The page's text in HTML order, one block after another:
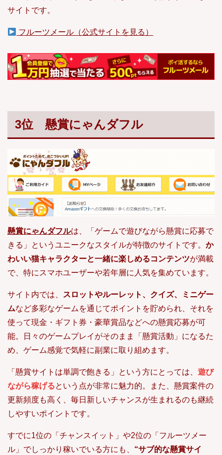
サイトです。
フルーツメール（公式サイトを見る）
3位 懸賞にゃんダフル
懸賞にゃんダフルは、「ゲームで遊びながら懸賞に応募で
きる」というユニークなスタイルが特徴のサイトです。 か
わいい猫キャラクターと一緒に楽しめるコンテンツが満載
で、特にスマホユーザーや若年層に人気を集めています。
サイト内では、
スロットやルーレット、クイズ、ミニゲー
ムなど多彩なゲームを通じてポイントを貯められ、それを
使って現金・ギフト券・豪華賞品などへの懸賞応募が可
能。日々のゲームプレイがそのまま「懸賞活動」になるた
め、ゲーム感覚で気軽に副業に取り組めます。
「懸賞サイトは単調で飽きる」という方にとっては、 遊び
ながら稼げるという点が非常に魅力的。また、懸賞案件の
更新頻度も高く、毎日新しいチャンスが生まれるのも継続
しやすいポイントです。
すでに1位の「チャンスイット」や2位の「フルーツメー
ル」でしっかり稼いでいる方にも、 “サブ的な懸賞サイ